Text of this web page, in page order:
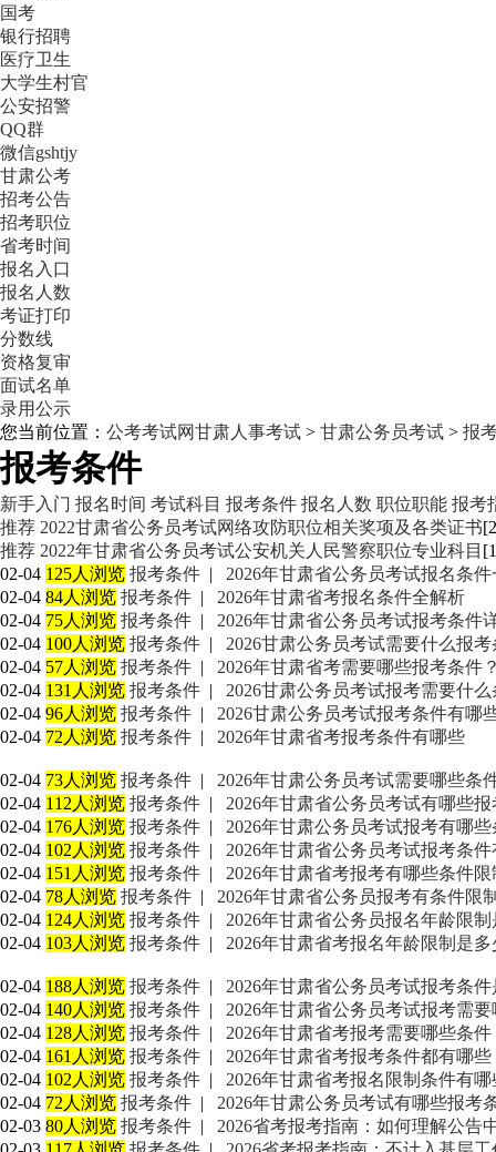
国考
银行招聘
医疗卫生
大学生村官
公安招警
QQ群
微信gshtjy
甘肃公考
招考公告
招考职位
省考时间
报名入口
报名人数
考证打印
分数线
资格复审
面试名单
录用公示
您当前位置： 公考考试网甘肃人事考试 > 甘肃公务员考试 > 报
报考条件
新手入门 报名时间 考试科目 报考条件 报名人数 职位职能 报考
推荐 2022甘肃省公务员考试网络攻防职位相关奖项及各类证书
推荐 2022年甘肃省公务员考试公安机关人民警察职位专业科目
02-04 125人浏览 报考条件 |
2026年甘肃省公务员考试报名条件
02-04 84人浏览 报考条件 |
2026年甘肃省考报名条件全解析
02-04 75人浏览 报考条件 |
2026年甘肃省公务员考试报考条件
02-04 100人浏览 报考条件 |
2026甘肃公务员考试需要什么报考
02-04 57人浏览 报考条件 |
2026年甘肃省考需要哪些报考条件
02-04 131人浏览 报考条件 |
2026甘肃公务员考试报考需要什么
02-04 96人浏览 报考条件 |
2026甘肃公务员考试报考条件有哪
02-04 72人浏览 报考条件 | 2026年甘肃省考报考条件有哪些
02-04 73人浏览 报考条件 |
2026年甘肃公务员考试需要哪些条
02-04 112人浏览 报考条件 |
2026年甘肃省公务员考试有哪些
02-04 176人浏览 报考条件 |
2026年甘肃公务员考试报考有哪
02-04 102人浏览 报考条件 |
2026年甘肃省公务员考试报考条
02-04 151人浏览 报考条件 |
2026年甘肃省考报考有哪些条件限
02-04 78人浏览 报考条件 |
2026年甘肃省公务员报考有条件限
02-04 124人浏览 报考条件 |
2026年甘肃省公务员报名年龄限
02-04 103人浏览 报考条件 | 2026年甘肃省考报名年龄限制是多
02-04 188人浏览 报考条件 |
2026年甘肃省公务员考试报考条
02-04 140人浏览 报考条件 |
2026年甘肃省公务员考试报考需
02-04 128人浏览 报考条件 |
2026年甘肃省考报考需要哪些条件
02-04 161人浏览 报考条件 |
2026年甘肃省考报考条件都有哪些
02-04 102人浏览 报考条件 |
2026年甘肃省考报名限制条件有哪
02-04 72人浏览 报考条件 |
2026年甘肃公务员考试有哪些报考
02-03 80人浏览 报考条件 |
2026省考报考指南：如何理解公告